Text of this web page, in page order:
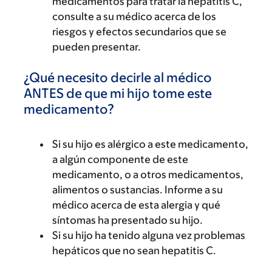
consulte a su médico acerca de los
riesgos y efectos secundarios que se
pueden presentar.
¿Qué necesito decirle al médico
ANTES de que mi hijo tome este
medicamento?
Si su hijo es alérgico a este medicamento,
a algún componente de este
medicamento, o a otros medicamentos,
alimentos o sustancias. Informe a su
médico acerca de esta alergia y qué
síntomas ha presentado su hijo.
Si su hijo ha tenido alguna vez problemas
hepáticos que no sean hepatitis C.